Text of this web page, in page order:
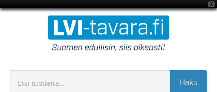
X
Haku